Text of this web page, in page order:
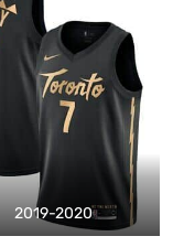
2019-2020